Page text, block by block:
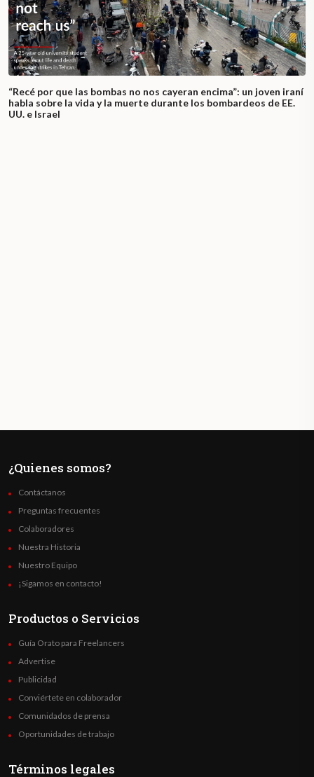
“Recé por que las bombas no nos cayeran encima”: un joven iraní
habla sobre la vida y la muerte durante los bombardeos de EE.
UU. e Israel
¿Quienes somos?
Contáctanos
Preguntas frecuentes
Colaboradores
Nuestra Historia
Nuestro Equipo
¡Sigamos en contacto!
Productos o Servicios
Guía Orato para Freelancers
Advertise
Publicidad
Conviértete en colaborador
Comunidados de prensa
Oportunidades de trabajo
Términos legales